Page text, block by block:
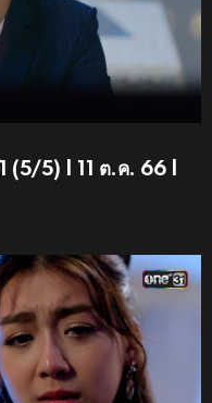
(5/5) | 11 ต.ค. 66 |